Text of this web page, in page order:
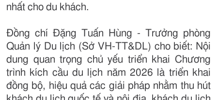
nhất cho du khách.
Đồng chí Đặng Tuấn Hùng - Trưởng phòng
Quản lý Du lịch (Sở VH-TT&DL) cho biết: Nội
dung quan trọng chủ yếu triển khai Chương
trình kích cầu du lịch năm 2026 là triển khai
đồng bộ, hiệu quả các giải pháp nhằm thu hút